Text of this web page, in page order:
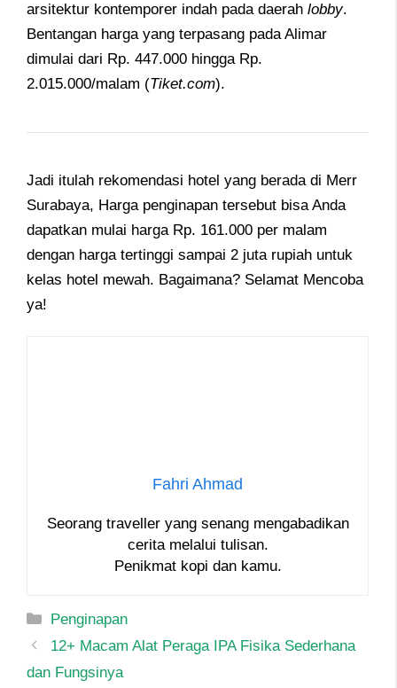
arsitektur kontemporer indah pada daerah lobby.
Bentangan harga yang terpasang pada Alimar
dimulai dari Rp. 447.000 hingga Rp.
2.015.000/malam (Tiket.com).
Jadi itulah rekomendasi hotel yang berada di Merr
Surabaya, Harga penginapan tersebut bisa Anda
dapatkan mulai harga Rp. 161.000 per malam
dengan harga tertinggi sampai 2 juta rupiah untuk
kelas hotel mewah. Bagaimana? Selamat Mencoba
ya!
Fahri Ahmad
Seorang traveller yang senang mengabadikan
cerita melalui tulisan.
Penikmat kopi dan kamu.
Categories
Penginapan
Post
navigation
12+ Macam Alat Peraga IPA Fisika Sederhana
dan Fungsinya